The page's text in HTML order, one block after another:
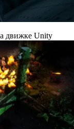
движке Unity